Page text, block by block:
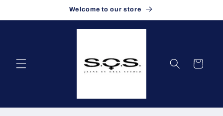
ai contenuti
Welcome to our store
Carrello